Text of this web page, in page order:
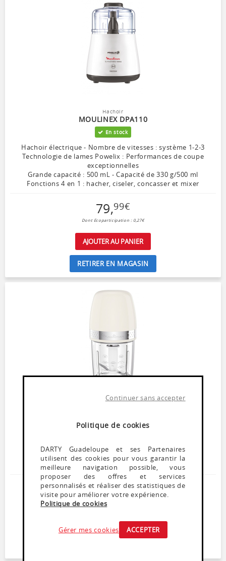
Hachoir
MOULINEX DPA110
En stock
Hachoir électrique - Nombre de vitesses : système 1-2-3
Technologie de lames Powelix : Performances de coupe
exceptionnelles
Grande capacité : 500 mL - Capacité de 330 g/500 ml
Fonctions 4 en 1 : hacher, ciseler, concasser et mixer
79,99€
Dont Ecoparticipation : 0,27€
AJOUTER AU PANIER
RETIRER EN MAGASIN
Hachoir
En stock
Puissance 350 Watts
1 vitesse - 2 lames
Bol gradué
44,99€
Dont Ecoparticipation : 0,27€
AJOUTER AU PANIER
Politique de cookies
Continuer sans accepter
DARTY Guadeloupe et ses Partenaires
utilisent des cookies pour vous garantir la
meilleure navigation possible, vous
proposer des offres et services
personnalisés et réaliser des statistiques de
visite pour améliorer votre expérience.
Politique de cookies
Gérer mes cookies ACCEPTER